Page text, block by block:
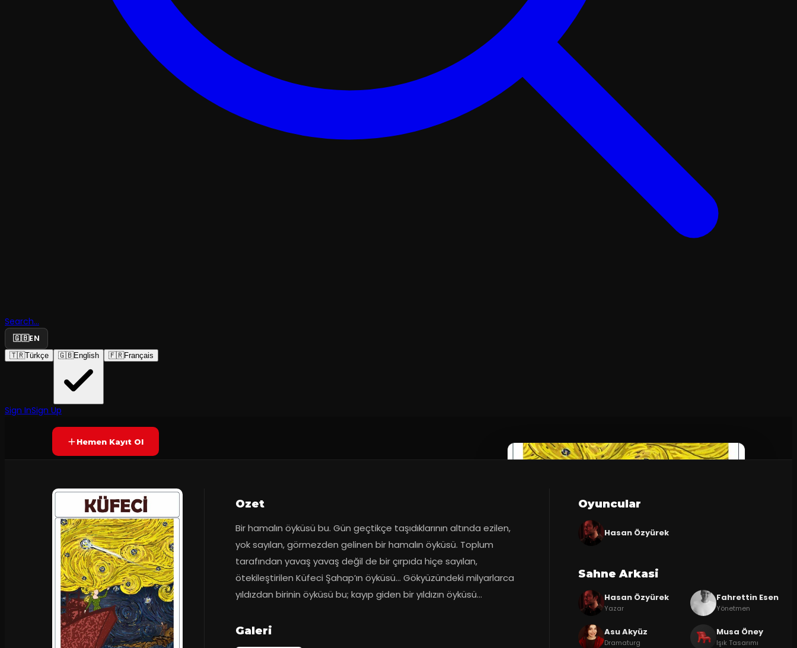
Search...
🇬🇧EN
🇹🇷Türkçe 🇬🇧English 🇫🇷Français
Sign InSign Up
Küfeci
Trak Tiyatro
YAKINDA
Hemen Kayıt Ol
Ozet
Bir hamalın öyküsü bu. Gün geçtikçe taşıdıklarının altında ezilen,
yok sayılan, görmezden gelinen bir hamalın öyküsü. Toplum
tarafından yavaş yavaş değil de bir çırpıda hiçe sayılan,
ötekileştirilen Küfeci Şahap’ın öyküsü… Gökyüzündeki milyarlarca
yıldızdan birinin öyküsü bu; kayıp giden bir yıldızın öyküsü…
Galeri
Oyuncular
Hasan Özyürek
Sahne Arkasi
Hasan Özyürek
Yazar
Fahrettin Esen
Yönetmen
Asu Akyüz
Dramaturg
Musa Öney
Işık Tasarımı